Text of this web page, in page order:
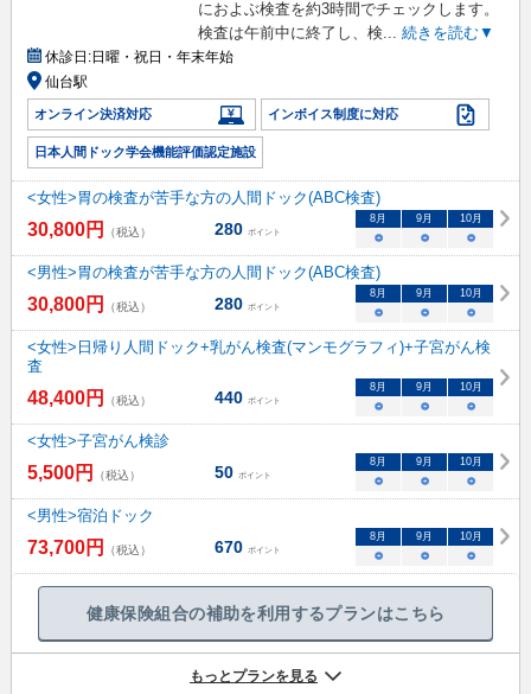
におよぶ検査を約3時間でチェックします。
検査は午前中に終了し、検... 続きを読む▼
休診日:日曜・祝日・年末年始
仙台駅
オンライン決済対応 インボイス制度に対応
日本人間ドック学会機能評価認定施設
<女性>胃の検査が苦手な方の人間ドック(ABC検査)
30,800円 （税込） 280 ポイント
8月 9月 10月
○ ○ ○
<男性>胃の検査が苦手な方の人間ドック(ABC検査)
30,800円 （税込） 280 ポイント
8月 9月 10月
○ ○ ○
<女性>日帰り人間ドック+乳がん検査(マンモグラフィ)+子宮がん検
査
48,400円 （税込） 440 ポイント
8月 9月 10月
○ ○ ○
<女性>子宮がん検診
5,500円 （税込） 50 ポイント
8月 9月 10月
○ ○ ○
<男性>宿泊ドック
73,700円 （税込） 670 ポイント
8月 9月 10月
○ ○ ○
健康保険組合の補助を利用するプランはこちら
もっとプランを見る